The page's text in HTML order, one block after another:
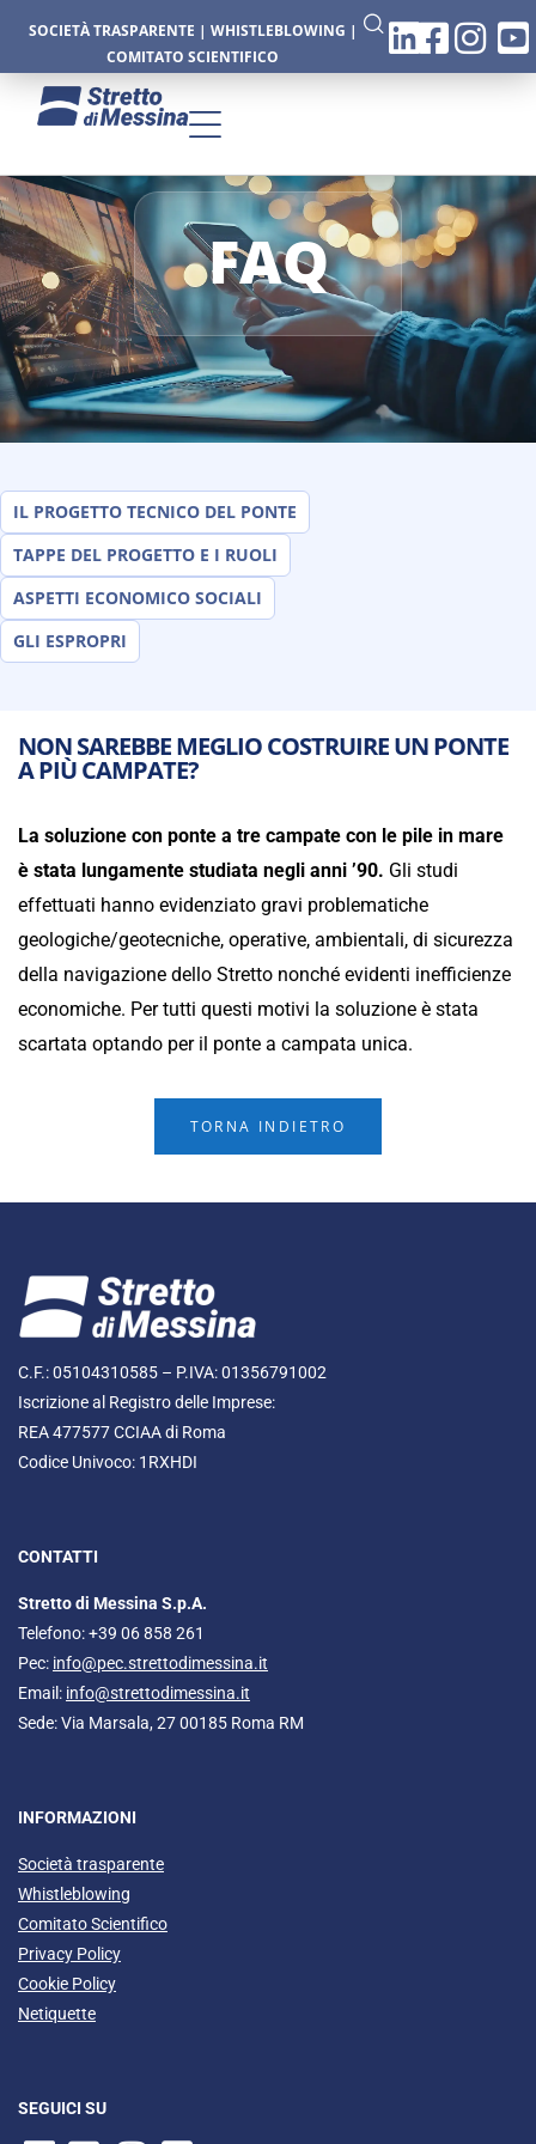
SOCIETÀ TRASPARENTE | WHISTLEBLOWING |
COMITATO SCIENTIFICO
FAQ
IL PROGETTO TECNICO DEL PONTE
TAPPE DEL PROGETTO E I RUOLI
ASPETTI ECONOMICO SOCIALI
GLI ESPROPRI
NON SAREBBE MEGLIO COSTRUIRE UN PONTE
A PIÙ CAMPATE?
La soluzione con ponte a tre campate con le pile in mare
è stata lungamente studiata negli anni ’90. Gli studi
effettuati hanno evidenziato gravi problematiche
geologiche/geotecniche, operative, ambientali, di sicurezza
della navigazione dello Stretto nonché evidenti inefficienze
economiche. Per tutti questi motivi la soluzione è stata
scartata optando per il ponte a campata unica.
TORNA INDIETRO
C.F.: 05104310585 – P.IVA: 01356791002
Iscrizione al Registro delle Imprese:
REA 477577 CCIAA di Roma
Codice Univoco: 1RXHDI
CONTATTI
Stretto di Messina S.p.A.
Telefono: +39 06 858 261
Pec: info@pec.strettodimessina.it
Email: info@strettodimessina.it
Sede: Via Marsala, 27 00185 Roma RM
INFORMAZIONI
Società trasparente
Whistleblowing
Comitato Scientifico
Privacy Policy
Cookie Policy
Netiquette
SEGUICI SU